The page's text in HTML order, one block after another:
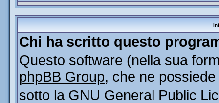
Chi ha scritto questo
Questo software (nella sua
phpBB Group, che ne
sotto la GNU General Public